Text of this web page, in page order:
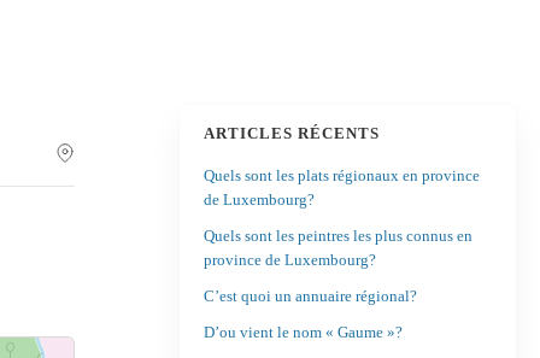
ARTICLES RÉCENTS
Quels sont les plats régionaux en province
de Luxembourg?
Quels sont les peintres les plus connus en
province de Luxembourg?
C’est quoi un annuaire régional?
D’ou vient le nom « Gaume »?